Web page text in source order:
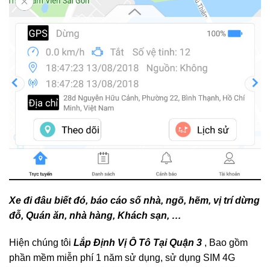
Xe đi đâu biết đó, báo cáo số nhà, ngõ, hẽm, vị trí dừng
đỗ, Quán ăn, nhà hàng, Khách sạn, …
Hiện chúng tôi Lắp Định Vị Ô Tô Tại Quận 3 , Bao gồm
phần mềm miễn phí 1 năm sử dụng, sử dụng SIM 4G